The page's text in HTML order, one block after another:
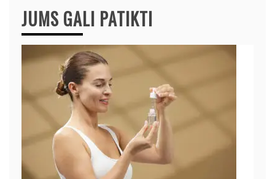
JUMS GALI PATIKTI